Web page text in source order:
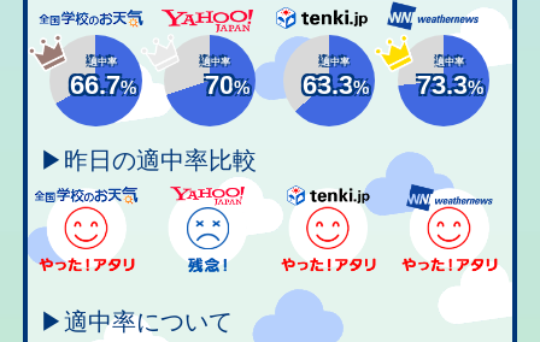
適中率
66.7%
適中率
70%
適中率
63.3%
適中率
73.3%
▶昨日の適中率比較
▶適中率について